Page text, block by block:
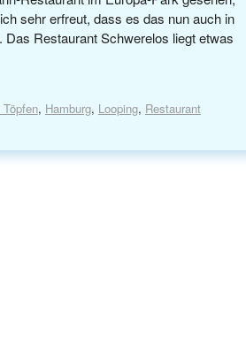
sehr erfreut, dass es das nun auch in
Restaurant Schwerelos liegt etwas
, Hamburg, Looping, Restaurant